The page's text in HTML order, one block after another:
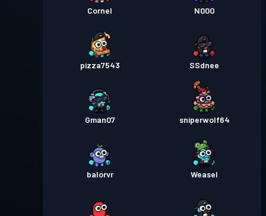
Cornel N00O
pizza7543 SSdnee
Gman07 sniperwolf64
balorvr Weasel